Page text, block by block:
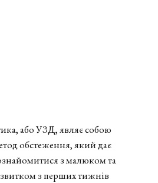
або УЗД, являє собою
обстеження, який дає
з малюком та
з перших тижнів